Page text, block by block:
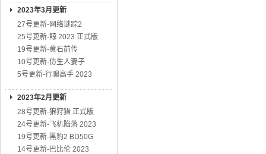
2023年3月更新
27号更新-网络谜踪2
25号更新-鲸 2023 正式版
19号更新-黄石前传
10号更新-仿生人妻子
5号更新-行骗高手 2023
2023年2月更新
28号更新-狼狩猎 正式版
24号更新-飞机陷落 2023
19号更新-黑豹2 BD50G
14号更新-巴比伦 2023